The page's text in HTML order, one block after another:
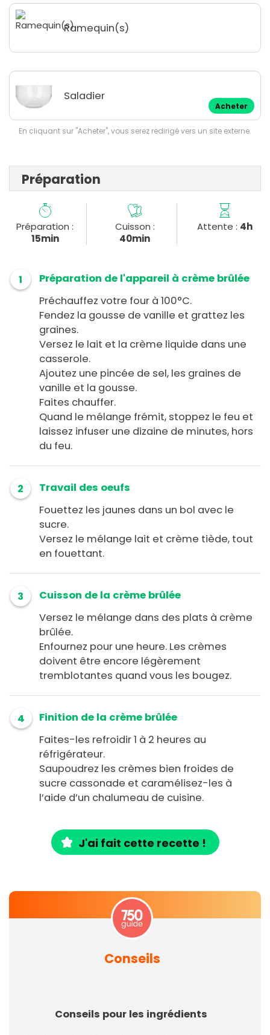
Ramequin(s)
Saladier
Acheter
En cliquant sur "Acheter", vous serez redirigé vers un site externe.
Préparation
Préparation :
15min
Cuisson :
40min
Attente : 4h
1
Préparation de l'appareil à crème brûlée
Préchauffez votre four à 100°C.
Fendez la gousse de vanille et grattez les
graines.
Versez le lait et la crème liquide dans une
casserole.
Ajoutez une pincée de sel, les graines de
vanille et la gousse.
Faites chauffer.
Quand le mélange frémit, stoppez le feu et
laissez infuser une dizaine de minutes, hors
du feu.
2
Travail des oeufs
Fouettez les jaunes dans un bol avec le
sucre.
Versez le mélange lait et crème tiède, tout
en fouettant.
3
Cuisson de la crème brûlée
Versez le mélange dans des plats à crème
brûlée.
Enfournez pour une heure. Les crèmes
doivent être encore légèrement
tremblotantes quand vous les bougez.
4
Finition de la crème brûlée
Faites-les refroidir 1 à 2 heures au
réfrigérateur.
Saupoudrez les crèmes bien froides de
sucre cassonade et caramélisez-les à
l’aide d’un chalumeau de cuisine.
J'ai fait cette recette !
Conseils
Conseils pour les ingrédients